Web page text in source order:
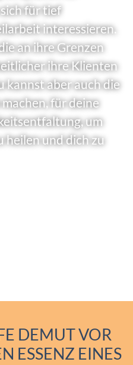
für tief
interessieren.
an ihre Grenzen
ihre Klienten
kannst aber auch die
für deine
um
heilen und dich zu
DEMUT VOR
ESSENZ EINES